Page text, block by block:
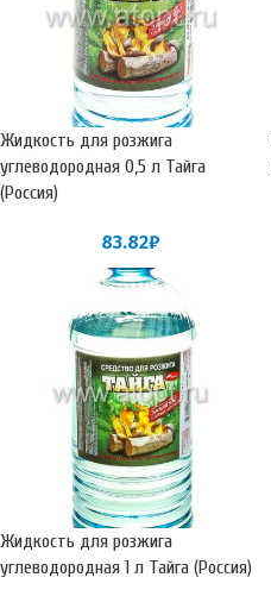
Жидкость для розжига
углеводородная 0,5 л Тайга
(Россия)
83.82₽
Жидкость для розжига
углеводородная 1 л Тайга (Россия)